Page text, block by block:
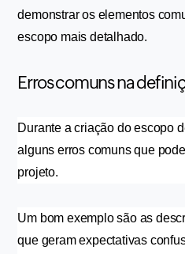
demonstrar os elementos
escopo mais detalhado.
Erros comuns na
Durante a criação do escopo
alguns erros comuns que
projeto.
Um bom exemplo são as
que geram expectativas